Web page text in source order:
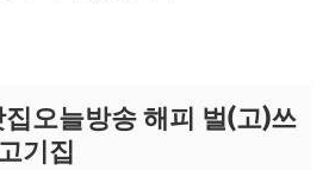
오늘방송 해피 벌(고)쓰
기집